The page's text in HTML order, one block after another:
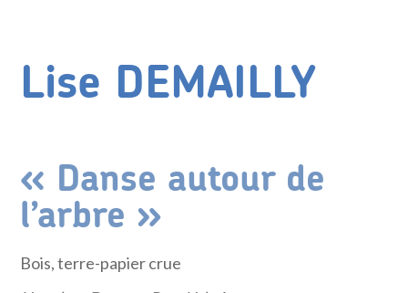
Lise DEMAILLY
« Danse autour de
l’arbre »
Bois, terre-papier crue